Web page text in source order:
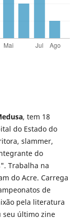
, tem 18
do Estado do
slammer,
do
Trabalha na
do Acre. Carrega
de
pela literatura
seu último zine